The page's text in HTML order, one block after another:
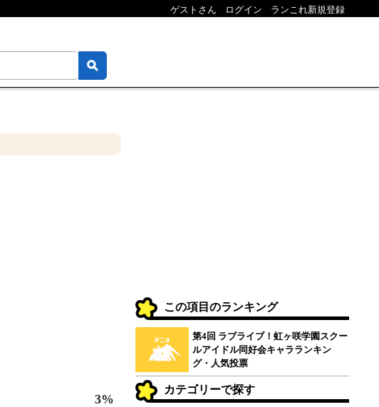
ゲストさん ログイン ランこれ新規登録
3%
この項目のランキング
第4回 ラブライブ！虹ヶ咲学園スクー
ルアイドル同好会キャラランキン
グ・人気投票
カテゴリーで探す